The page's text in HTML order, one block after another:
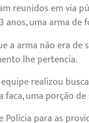
reunidos em via
uma arma
arma não era de
lhe pertencia.
realizou
uma porção
para as